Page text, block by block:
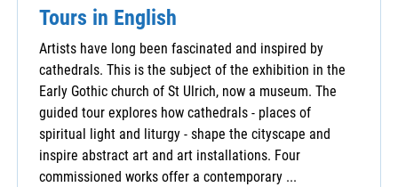
Tours in English
Artists have long been fascinated and inspired by
cathedrals. This is the subject of the exhibition in the
Early Gothic church of St Ulrich, now a museum. The
guided tour explores how cathedrals - places of
spiritual light and liturgy - shape the cityscape and
inspire abstract art and art installations. Four
commissioned works offer a contemporary ...